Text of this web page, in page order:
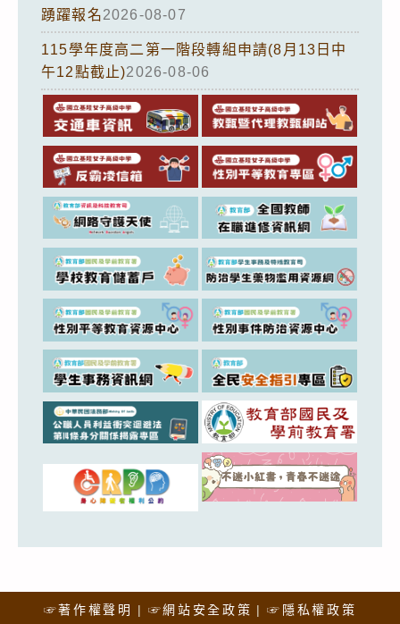
踴躍報名2026-08-07
115學年度高二第一階段轉組申請(8月13日中
午12點截止)2026-08-06
☞著作權聲明 ☞網站安全政策 ☞隱私權政策